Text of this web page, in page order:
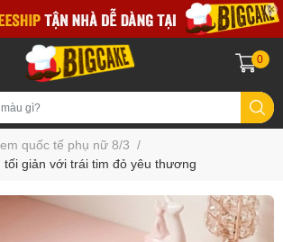
0
quốc tế phụ nữ 8/3 /
tối giản với trái tim đỏ yêu thương